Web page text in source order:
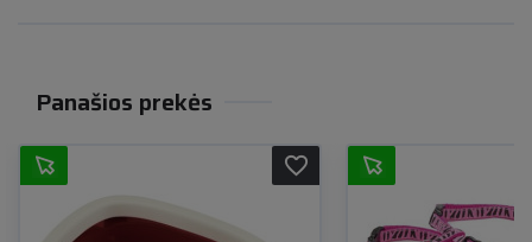
Panašios prekės
favorite_border